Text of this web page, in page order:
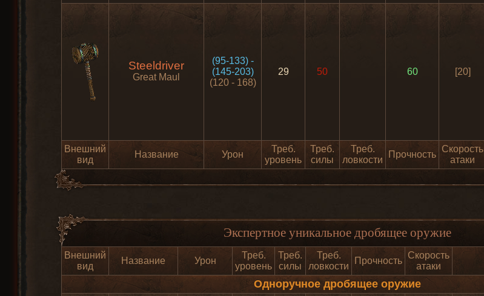
Steeldriver
Great Maul
(95-133) -
(145-203)
(120 - 168)
29 50 60 [20]
Внешний
вид
Название Урон
Треб.
уровень
Треб.
силы
Треб.
ловкости
Прочность
Скорость
атаки
Экспертное уникальное дробящее оружие
Внешний
вид
Название Урон
Треб.
уровень
Треб.
силы
Треб.
ловкости
Прочность
Скорость
атаки
Одноручное дробящее оружие